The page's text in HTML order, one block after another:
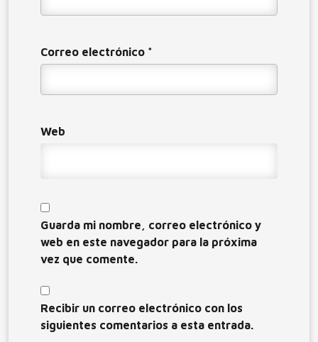
Correo electrónico *
Web
Guarda mi nombre, correo electrónico y
web en este navegador para la próxima
vez que comente.
Recibir un correo electrónico con los
siguientes comentarios a esta entrada.